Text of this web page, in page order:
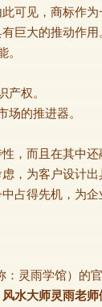
可见，商标作
巨大的推动作用
。
产权。
场的推进器。
，而且在其中
，为客户设计
占得先机，为
：灵雨学馆）的
水大师灵雨老